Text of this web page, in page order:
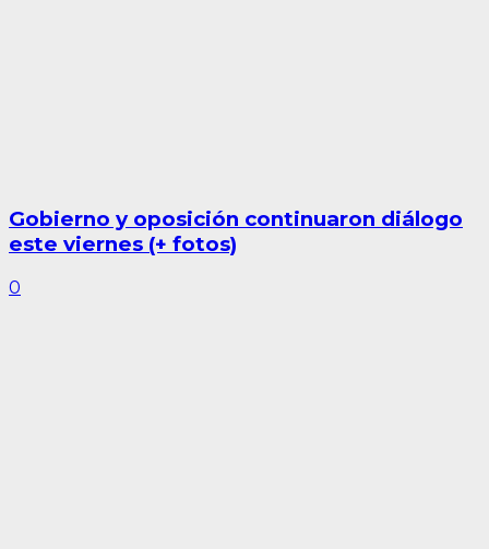
Gobierno y oposición continuaron diálogo
este viernes (+ fotos)
0